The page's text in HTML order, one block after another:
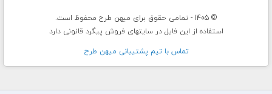
© 1405 - تمامی حقوق برای میهن طرح محفوظ است.
استفاده از این فایل در سایتهای فروش پیگرد قانونی دارد
تماس با تيم پشتيبانی ميهن طرح